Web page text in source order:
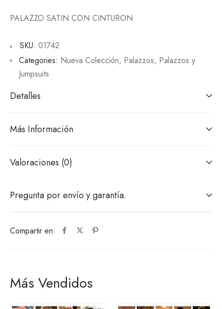
PALAZZO SATIN CON CINTURON
Compartir en:
SKU: 01742
Categories: Nueva Colección, Palazzos, Palazzos y
Jumpsuits
Detalles
Más Información
Valoraciones (0)
Pregunta por envío y garantía.
Más Vendidos